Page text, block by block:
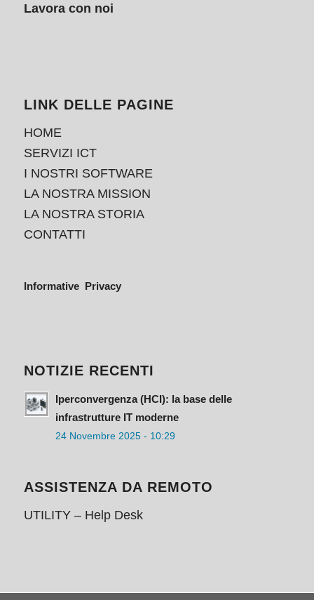
Lavora con noi
LINK DELLE PAGINE
HOME
SERVIZI ICT
I NOSTRI SOFTWARE
LA NOSTRA MISSION
LA NOSTRA STORIA
CONTATTI
Informative Privacy
NOTIZIE RECENTI
Iperconvergenza (HCI): la base delle
infrastrutture IT moderne
24 Novembre 2025 - 10:29
ASSISTENZA DA REMOTO
UTILITY – Help Desk